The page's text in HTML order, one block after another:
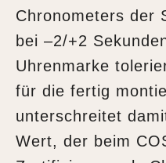
Chronometers der
bei –2/+2
Uhrenmarke
für die fertig
unterschreitet
Wert, der beim